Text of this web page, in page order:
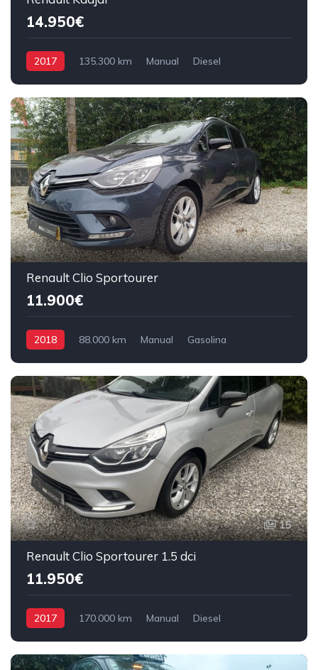
14.950€
2017 135.300 km Manual
Diesel
15
Renault Clio Sportourer
11.900€
2018 88.000 km Manual
Gasolina
15
Renault Clio Sportourer 1.5 dci
11.950€
2017 170.000 km Manual
Diesel